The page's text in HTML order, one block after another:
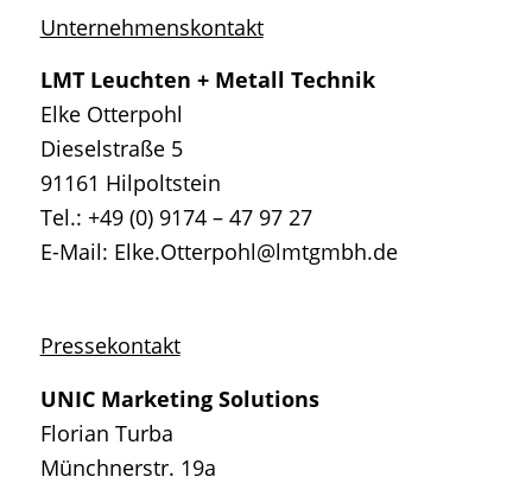
Unternehmenskontakt
LMT Leuchten + Metall Technik
Elke Otterpohl
Dieselstraße 5
91161 Hilpoltstein
Tel.: +49 (0) 9174 – 47 97 27
E-Mail: Elke.Otterpohl@lmtgmbh.de
Pressekontakt
UNIC Marketing Solutions
Florian Turba
Münchnerstr. 19a